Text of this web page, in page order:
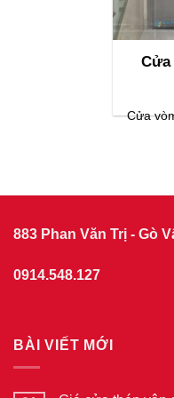
Cửa
883 Phan Văn Trị - Gò
0914.548.127
BÀI VIẾT MỚI